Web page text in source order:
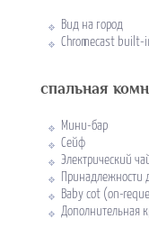
Вид на город
Chromecast built-
спальная
Мини-бар
Сейф
Электрический
Принадлежности
Baby cot (on-
Дополнительная